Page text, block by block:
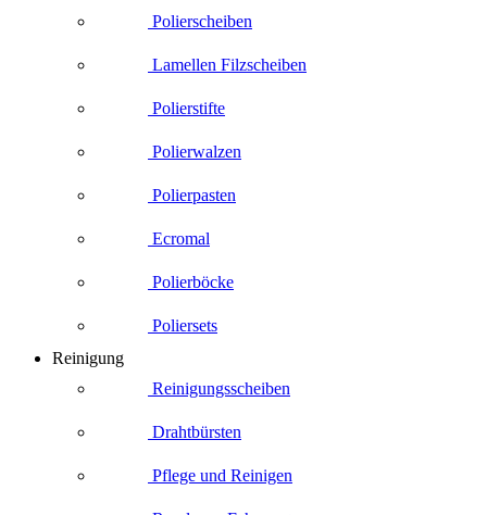
Polierscheiben
Lamellen Filzscheiben
Polierstifte
Polierwalzen
Polierpasten
Ecromal
Polierböcke
Poliersets
Reinigung
Reinigungsscheiben
Drahtbürsten
Pflege und Reinigen